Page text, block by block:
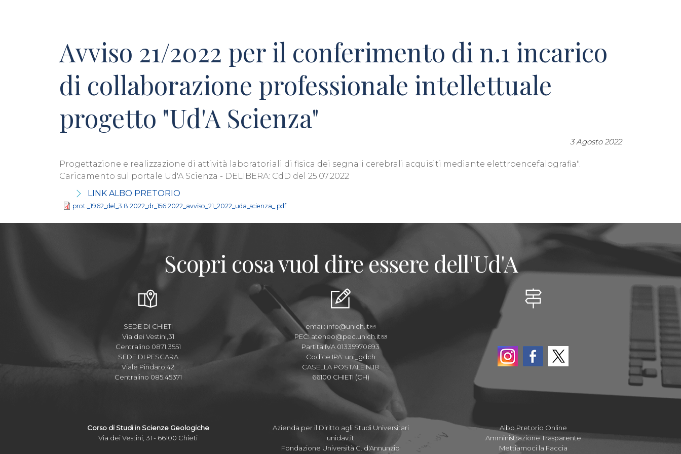
Avviso 21/2022 per il conferimento di n.1 incarico
di collaborazione professionale intellettuale
progetto "Ud'A Scienza"
3 Agosto 2022
Progettazione e realizzazione di attività laboratoriali di fisica dei segnali cerebrali acquisiti mediante elettroencefalografia".
Caricamento sul portale Ud'A Scienza - DELIBERA: CdD del 25.07.2022
LINK ALBO PRETORIO
prot._1962_del_3.8.2022_dr_156.2022_avviso_21_2022_uda_scienza_.pdf
Scopri cosa vuol dire essere dell'Ud'A
SEDE DI CHIETI
Via dei Vestini,31
Centralino 0871.3551
SEDE DI PESCARA
Viale Pindaro,42
Centralino 085.45371
email: info@unich.it
PEC: ateneo@pec.unich.it
Partita IVA 01335970693
Codice IPA: uni_gdch
CASELLA POSTALE N.18
66100 CHIETI (CH)
Corso di Studi in Scienze Geologiche
Via dei Vestini, 31 - 66100 Chieti
Azienda per il Diritto agli Studi Universitari
unidav.it
Fondazione Università G. d'Annunzio
Albo Pretorio Online
Amministrazione Trasparente
Mettiamoci la Faccia